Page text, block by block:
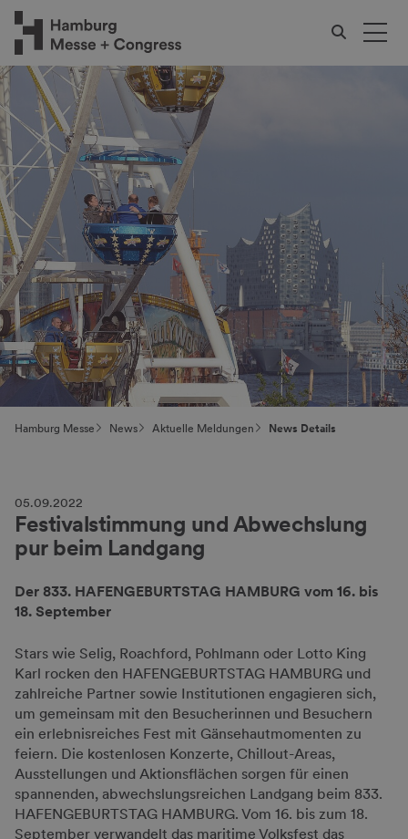
Hamburg Messe News Aktuelle Meldungen News Details
05.09.2022
Festivalstimmung und Abwechslung
pur beim Landgang
Der 833. HAFENGEBURTSTAG HAMBURG vom 16. bis
18. September
Stars wie Selig, Roachford, Pohlmann oder Lotto King
Karl rocken den HAFENGEBURTSTAG HAMBURG und
zahlreiche Partner sowie Institutionen engagieren sich,
um gemeinsam mit den Besucherinnen und Besuchern
ein erlebnisreiches Fest mit Gänsehautmomenten zu
feiern. Die kostenlosen Konzerte, Chillout-Areas,
Ausstellungen und Aktionsflächen sorgen für einen
spannenden, abwechslungsreichen Landgang beim 833.
HAFENGEBURTSTAG HAMBURG. Vom 16. bis zum 18.
September verwandelt das maritime Volksfest das